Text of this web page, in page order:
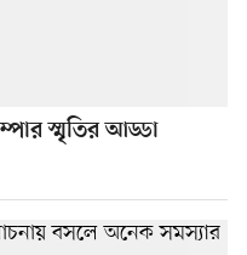
স্মৃতির আড্ডা